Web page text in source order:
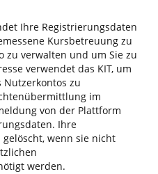
Ihre Registrierungsdaten
Kursbetreuung zu
zu verwalten und um Sie zu
verwendet das KIT, um
Nutzerkontos zu
im
von der Plattform
Ihre
wenn sie nicht
werden.